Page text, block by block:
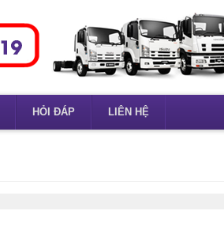
HỎI ĐÁP LIÊN HỆ